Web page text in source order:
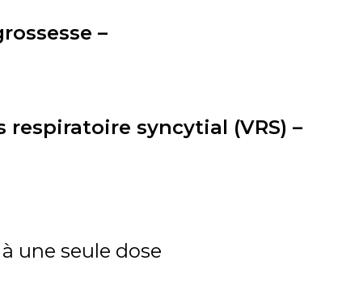
–
syncytial (VRS) –
une seule dose